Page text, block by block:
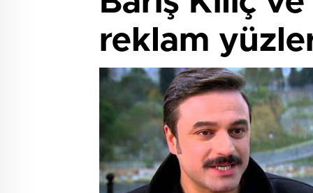
reklam